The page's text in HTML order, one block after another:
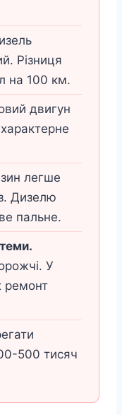
Різниця
на 100 км.
двигун
легше
Дизелю
пальне.
У
ремонт
500 тисяч